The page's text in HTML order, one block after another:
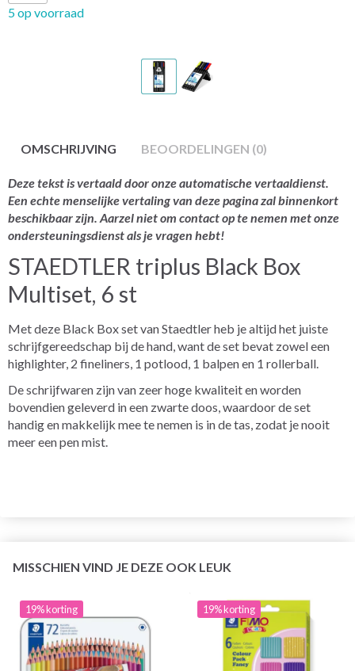
5 op voorraad
OMSCHRIJVING BEOORDELINGEN (0)
Deze tekst is vertaald door onze automatische vertaaldienst.
Een echte menselijke vertaling van deze pagina zal binnenkort
beschikbaar zijn. Aarzel niet om contact op te nemen met onze
ondersteuningsdienst als je vragen hebt!
STAEDTLER triplus Black Box
Multiset, 6 st
Met deze Black Box set van Staedtler heb je altijd het juiste
schrijfgereedschap bij de hand, want de set bevat zowel een
highlighter, 2 fineliners, 1 potlood, 1 balpen en 1 rollerball.
De schrijfwaren zijn van zeer hoge kwaliteit en worden
bovendien geleverd in een zwarte doos, waardoor de set
handig en makkelijk mee te nemen is in de tas, zodat je nooit
meer een pen mist.
MISSCHIEN VIND JE DEZE OOK LEUK
19% korting 19% korting